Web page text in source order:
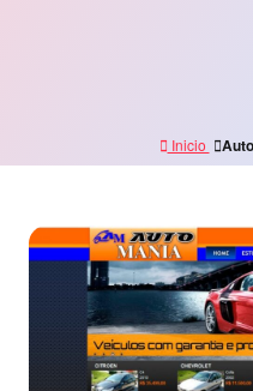
Inicio